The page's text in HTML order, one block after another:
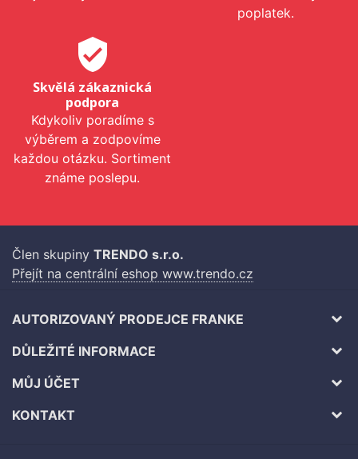
poplatek.
verified_user
Skvělá zákaznická
podpora
Kdykoliv poradíme s
výběrem a zodpovíme
každou otázku. Sortiment
známe poslepu.
Člen skupiny TRENDO s.r.o.
Přejít na centrální eshop www.trendo.cz
AUTORIZOVANÝ PRODEJCE FRANKE
DŮLEŽITÉ INFORMACE
MŮJ ÚČET
KONTAKT